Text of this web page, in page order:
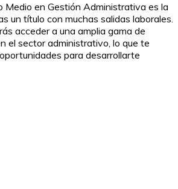
Medio en Gestión Administrativa es la
un título con muchas salidas laborales.
acceder a una amplia gama de
el sector administrativo, lo que te
para desarrollarte